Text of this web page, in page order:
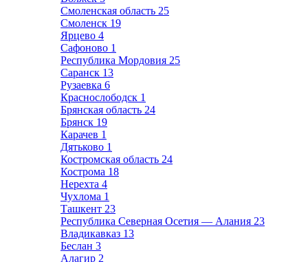
Смоленская область 25
Смоленск 19
Ярцево 4
Сафоново 1
Республика Мордовия 25
Саранск 13
Рузаевка 6
Краснослободск 1
Брянская область 24
Брянск 19
Карачев 1
Дятьково 1
Костромская область 24
Кострома 18
Нерехта 4
Чухлома 1
Ташкент 23
Республика Северная Осетия — Алания 23
Владикавказ 13
Беслан 3
Алагир 2